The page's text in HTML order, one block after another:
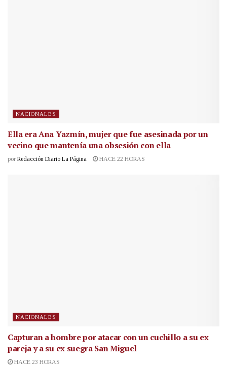
NACIONALES
Ella era Ana Yazmín, mujer que fue asesinada por un
vecino que mantenía una obsesión con ella
por Redacción Diario La Página HACE 22 HORAS
NACIONALES
Capturan a hombre por atacar con un cuchillo a su ex
pareja y a su ex suegra San Miguel
HACE 23 HORAS